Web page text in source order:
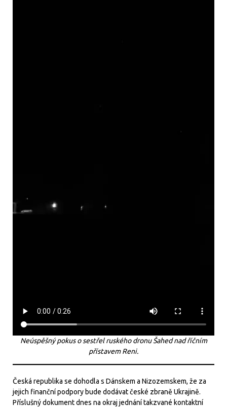
Neúspěšný pokus o sestřel ruského dronu Šahed nad říčním
přístavem Reni.
Česká republika se dohodla s Dánskem a Nizozemskem, že za
jejich finanční podpory bude dodávat české zbraně Ukrajině.
Příslušný dokument dnes na okraj jednání takzvané kontaktní